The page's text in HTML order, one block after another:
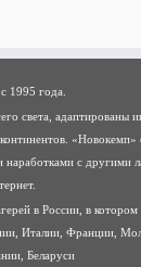
1995 года.
света, адаптированы
«Новокемп»
наработками с другими
в России, в котором
Италии, Франции,
Беларуси